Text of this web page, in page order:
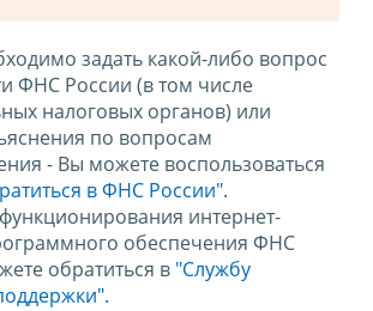
задать какой-либо вопрос
ФНС России (в том числе
налоговых органов) или
по вопросам
- Вы можете воспользоваться
в ФНС России".
интернет-
обеспечения ФНС
обратиться в "Службу